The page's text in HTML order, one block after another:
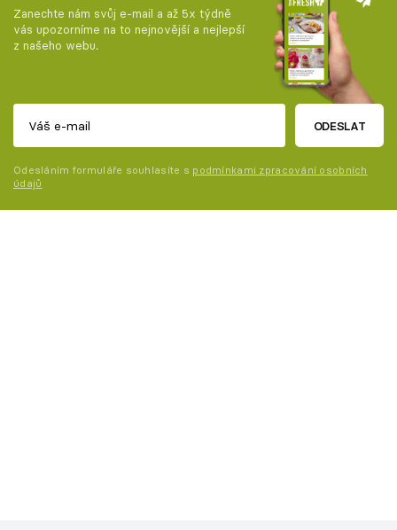
Zanechte nám svůj e-mail a až 5x týdně
vás upozorníme na to nejnovější a nejlepší
z našeho webu.
ODESLAT
Odesláním formuláře souhlasíte s podmínkami zpracování osobních
údajů